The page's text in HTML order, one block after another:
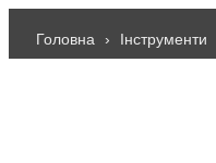
Головна › Інструменти